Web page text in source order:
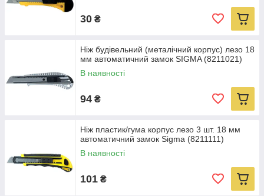
30 ₴
Ніж будівельний (металічний корпус) лезо 18
мм автоматичний замок SIGMA (8211021)
В наявності
94 ₴
Ніж пластик/гума корпус лезо 3 шт. 18 мм
автоматичний замок Sigma (8211111)
В наявності
101 ₴